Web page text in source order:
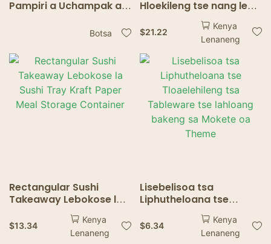
Pampiri a Uchampak a
nang le Likamore -
Lahloang sa ho Nka
Botsa
Hloekileng tse nang le
mabokose a nang le
lifensetere tsa "feshene
ea feshene ea feshene
ea" li-cookie "lebokose
la li-Chokolate tsa
Chokolate
$21.22
Kenya
Lenaneng
Rectangular Sushi
Takeaway Lebokose la
Sushi Tray Kraft Paper
Meal Storage Container
$13.34
Kenya
Lenaneng
Lisebelisoa tsa
Liphutheloana tse
Tloaelehileng tsa
Tableware tse lahloang
bakeng sa Mokete oa
$6.34
Kenya
Lenaneng